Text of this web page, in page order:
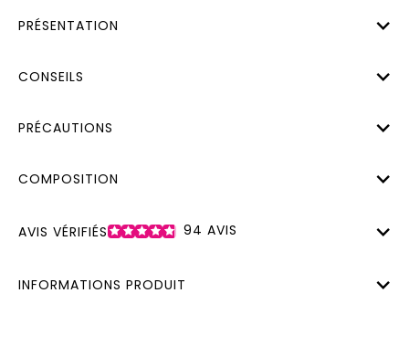
PRÉSENTATION
CONSEILS
PRÉCAUTIONS
COMPOSITION
AVIS VÉRIFIÉS 94 AVIS
INFORMATIONS PRODUIT